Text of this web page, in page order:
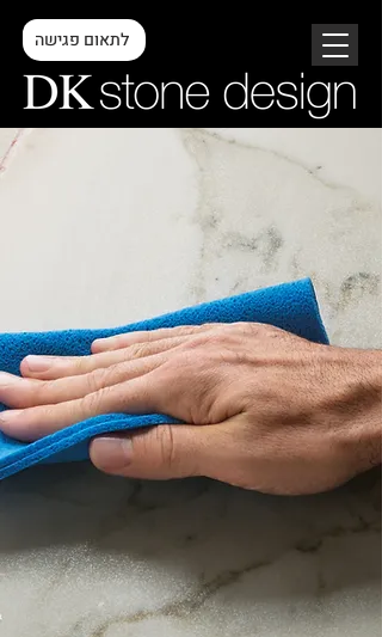
לתאום פגישה